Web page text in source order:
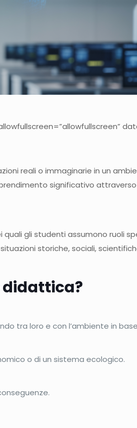
reali o immaginarie in un
significativo attraverso
gli studenti assumono ruoli
storiche, sociali,
didattica?
tra loro e con l’ambiente in
o di un sistema ecologico.